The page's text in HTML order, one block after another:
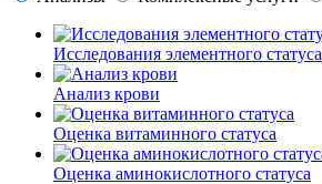
Исследования элементного статуса
Анализ крови
Оценка витаминного статуса
Оценка аминокислотного статуса